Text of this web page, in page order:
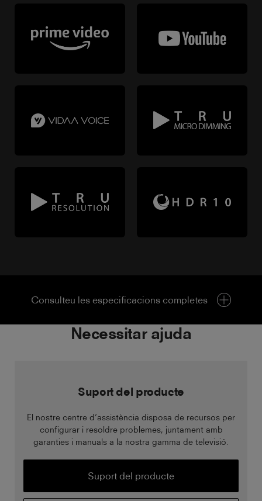
Consulteu les especificacions completes
Necessitar ajuda
Suport del producte
El nostre centre d’assistència disposa de recursos per
configurar i resoldre problemes, juntament amb
garanties i manuals a la nostra gamma de televisió.
Suport del producte